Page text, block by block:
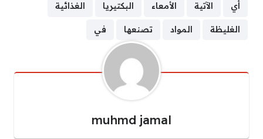
أي الآتية الأمعاء البكتيريا الغذائية
الغليظة المواد تصنعها في
muhmd jamal